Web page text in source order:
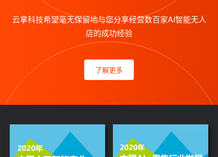
云拿科技希望毫无保留地与您分享经营数百家AI智能无人
店的成功经验
了解更多